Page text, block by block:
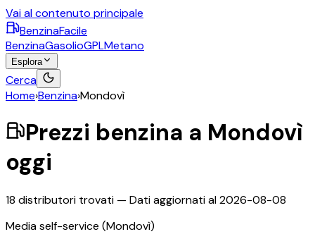
Vai al contenuto principale
BenzinaFacile
BenzinaGasolioGPLMetano
Esplora
Cerca
Home›Benzina›Mondovì
Prezzi benzina a Mondovì
oggi
18 distributori trovati — Dati aggiornati al2026-08-08
Media self-service (Mondovì)